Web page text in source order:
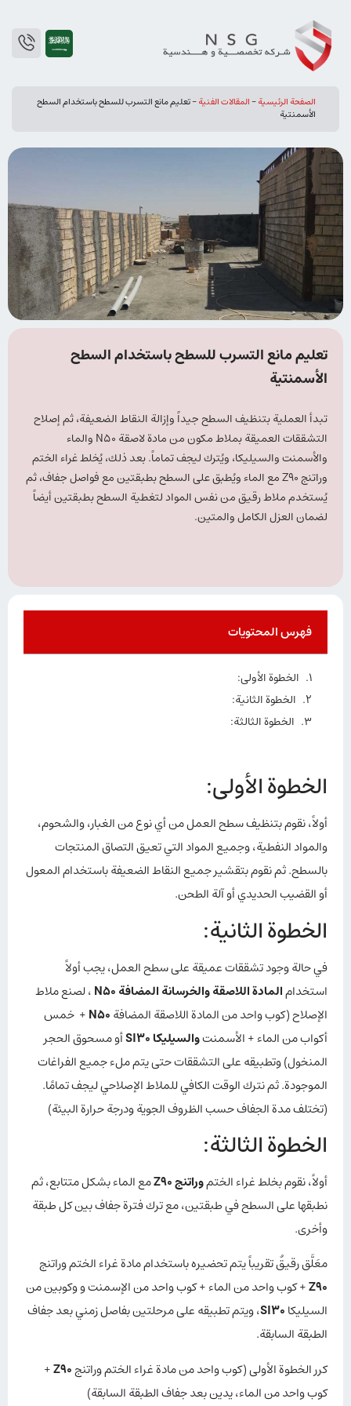
الصفحة الرئيسية-المقالات الفنیة-تعليم مانع التسرب للسطح باستخدام السطح
الأسمنتية
تعليم مانع التسرب للسطح باستخدام السطح
الأسمنتية
تبدأ العملية بتنظيف السطح جيداً وإزالة النقاط الضعيفة، ثم إصلاح
التشققات العميقة بملاط مكون من مادة لاصقة N50 والماء
والأسمنت والسيليكا، ويُترك ليجف تماماً. بعد ذلك، يُخلط غراء الختم
وراتنج Z90 مع الماء ويُطبق على السطح بطبقتين مع فواصل جفاف، ثم
يُستخدم ملاط رقيق من نفس المواد لتغطية السطح بطبقتين أيضاً
لضمان العزل الكامل والمتين.
فهرس المحتويات
الخطوة الأولى:
الخطوة الثانية:
الخطوة الثالثة:
الخطوة الأولى:
أولاً، نقوم بتنظيف سطح العمل من أي نوع من الغبار، والشحوم،
والمواد النفطية، وجميع المواد التي تعيق التصاق المنتجات
بالسطح. ثم نقوم بتقشير جميع النقاط الضعيفة باستخدام المعول
أو القضيب الحديدي أو آلة الطحن.
الخطوة الثانية:
في حالة وجود تشققات عميقة على سطح العمل، يجب أولاً
استخدامالمادة اللاصقة والخرسانة المضافة N50
، لصنع ملاط
الإصلاح (كوب واحد من المادة اللاصقة المضافةN50+ خمس
أكواب من الماء + الأسمنتوالسيليكا SI30
أو مسحوق الحجر
المنخول) وتطبيقه على التشققات حتى يتم ملء جميع الفراغات
الموجودة. ثم نترك الوقت الكافي للملاط الإصلاحي ليجف تمامًا.
(تختلف مدة الجفاف حسب الظروف الجوية ودرجة حرارة البيئة)
الخطوة الثالثة:
أولاً، نقوم بخلط غراء الختموراتنج Z90
مع الماء بشكل متتابع، ثم
نطبقها على السطح في طبقتين، مع ترك فترة جفاف بين كل طبقة
وأخرى.
معَلَّق رقيقٌ تقريباً يتم تحضيره باستخدام مادة غراء الختم وراتنج
Z90+ كوب واحد من الماء + كوب واحد من الإسمنت و وكوبين من
السيليكاSI30، ويتم تطبيقه على مرحلتين بفاصل زمني بعد جفاف
الطبقة السابقة.
كرر الخطوة الأولى (كوب واحد من مادة غراء الختم وراتنجZ90
+
كوب واحد من الماء، يدين بعد جفاف الطبقة السابقة)